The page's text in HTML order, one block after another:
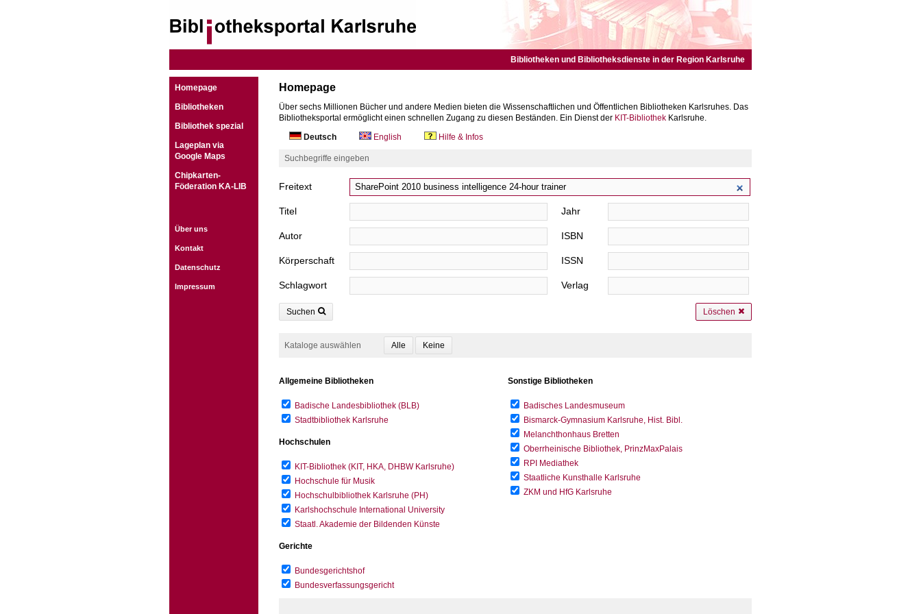
Bibliotheken und Bibliotheksdienste in der Region Karlsruhe
Homepage
Bibliotheken
Bibliothek spezial
Lageplan via
Google Maps
Chipkarten-
Föderation KA-LIB
Über uns
Kontakt
Datenschutz
Impressum
Homepage
Über sechs Millionen Bücher und andere Medien bieten die Wissenschaftlichen und Öffentlichen Bibliotheken Karlsruhes. Das
Bibliotheksportal ermöglicht einen schnellen Zugang zu diesen Beständen. Ein Dienst der KIT-Bibliothek Karlsruhe.
Deutsch
English Hilfe & Infos
Suchbegriffe eingeben
Freitext
Titel
Autor
Körperschaft
Schlagwort
Jahr
ISBN
ISSN
Verlag
Suchen Löschen
Kataloge auswählen
Allgemeine Bibliotheken
Badische Landesbibliothek (BLB)
Stadtbibliothek Karlsruhe
Hochschulen
KIT-Bibliothek (KIT, HKA, DHBW Karlsruhe)
Hochschule für Musik
Hochschulbibliothek Karlsruhe (PH)
Karlshochschule International University
Staatl. Akademie der Bildenden Künste
Gerichte
Bundesgerichtshof
Bundesverfassungsgericht
Sonstige Bibliotheken
Badisches Landesmuseum
Bismarck-Gymnasium Karlsruhe, Hist. Bibl.
Melanchthonhaus Bretten
Oberrheinische Bibliothek, PrinzMaxPalais
RPI Mediathek
Staatliche Kunsthalle Karlsruhe
ZKM und HfG Karlsruhe